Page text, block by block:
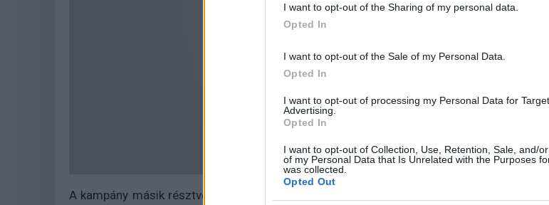
I want to opt-out of the Sharing of my personal data.
Opted In
I want to opt-out of the Sale of my Personal Data.
Opted In
I want to opt-out of processing my Personal Data for
Advertising.
Opted In
I want to opt-out of Collection, Use, Retention, Sale, and/
of my Personal Data that Is Unrelated with the Purposes
was collected.
Opted Out
A kampány másik résztvevője egy kínai rendező, Sha Mo, akinek új, Kids of Paradise